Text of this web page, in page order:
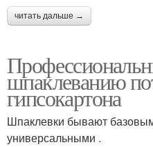
читать дальше →
шпаклеванию
гипсокартона
Шпаклевки бывают
универсальными .